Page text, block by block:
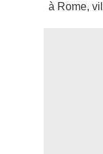
à Rome,